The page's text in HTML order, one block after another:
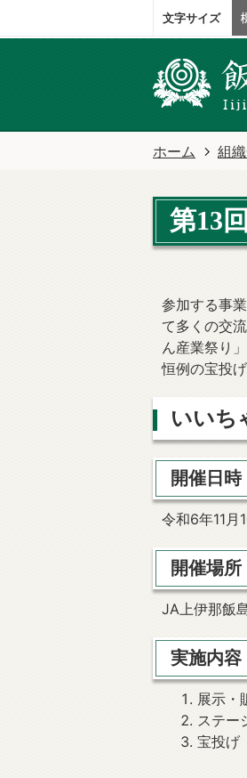
文字サイズ
ホーム 組
第13
参加する事
て多くの交
ん産業祭り
恒例の宝投
いいち
開催日時
令和6年11月
開催場所
JA上伊那飯
実施内容
展示・
ステー
宝投げ